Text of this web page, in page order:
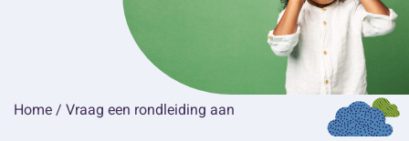
Home / Vraag een rondleiding aan